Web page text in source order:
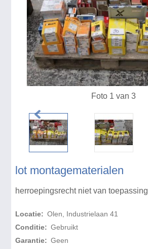
lot montagematerialen
herroepingsrecht niet van toepassing
Locatie: Olen, Industrielaan 41
Conditie: Gebruikt
Garantie: Geen
Foto 1 van 3